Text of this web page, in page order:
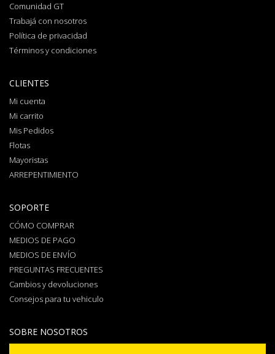
Comunidad GT
Trabajá con nosotros
Política de privacidad
Términos y condiciones
CLIENTES
Mi cuenta
Mi carrito
Mis Pedidos
Flotas
Mayoristas
ARREPENTIMIENTO
SOPORTE
CÓMO COMPRAR
MEDIOS DE PAGO
MEDIOS DE ENVÍO
PREGUNTAS FRECUENTES
Cambios y devoluciones
Consejos para tu vehiculo
SOBRE NOSOTROS